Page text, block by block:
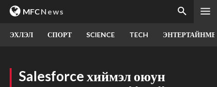
MFCNews
ЭХЛЭЛ СПОРТ SCIENCE TECH
Salesforce хиймэл оюун